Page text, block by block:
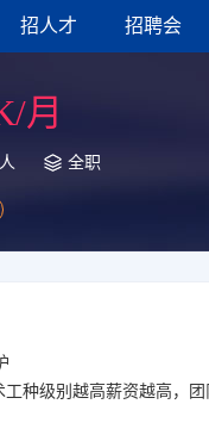
招人才 招聘会
月
全职
种级别越高薪资越高，